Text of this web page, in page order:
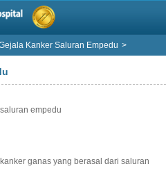
Kanker Saluran Empedu >
ganas yang berasal dari saluran